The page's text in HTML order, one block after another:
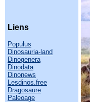
Liens
Populus
Dinosauria-land
Dinogenera
Dinodata
Dinonews
Lesdinos.free
Dragosaure
Paleoage